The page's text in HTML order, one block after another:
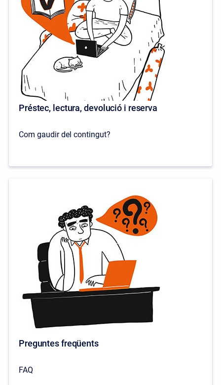
Préstec, lectura, devolució i reserva
Com gaudir del contingut?
Preguntes freqüents
FAQ